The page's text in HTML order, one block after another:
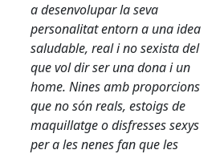
a desenvolupar la seva
personalitat entorn a una idea
saludable, real i no sexista del
que vol dir ser una dona i un
home. Nines amb proporcions
que no són reals, estoigs de
maquillatge o disfresses sexys
per a les nenes fan que les